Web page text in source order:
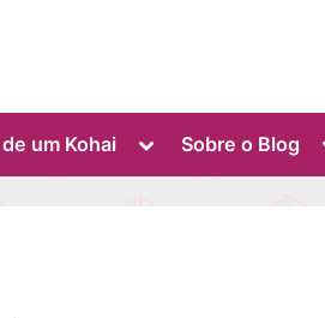
um Kohai
Toggle
menu
Sobre o Blog